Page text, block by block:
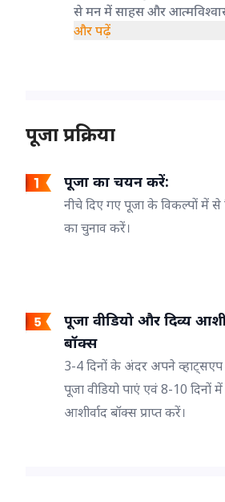
से मन में साहस और आत्मविश्वास
और पढ़ें
पूजा प्रक्रिया
पूजा का चयन करें:
नीचे दिए गए पूजा के विकल्पों में
का चुनाव करें।
पूजा वीडियो और दिव्य
बॉक्स
3-4 दिनों के अंदर अपने व्हाट्सएप
पूजा वीडियो पाएं एवं 8-10 दिनों में
आशीर्वाद बॉक्स प्राप्त करें।